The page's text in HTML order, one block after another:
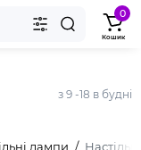
з 9 -18 в будні
0
Кошик
лампи